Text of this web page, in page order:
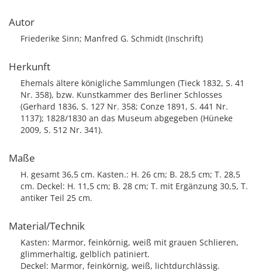
Autor
Friederike Sinn; Manfred G. Schmidt (Inschrift)
Herkunft
Ehemals ältere königliche Sammlungen (Tieck 1832, S. 41
Nr. 358), bzw. Kunstkammer des Berliner Schlosses
(Gerhard 1836, S. 127 Nr. 358; Conze 1891, S. 441 Nr.
1137); 1828/1830 an das Museum abgegeben (Hüneke
2009, S. 512 Nr. 341).
Maße
H. gesamt 36,5 cm. Kasten.: H. 26 cm; B. 28,5 cm; T. 28,5
cm. Deckel: H. 11,5 cm; B. 28 cm; T. mit Ergänzung 30,5, T.
antiker Teil 25 cm.
Material/Technik
Kasten: Marmor, feinkörnig, weiß mit grauen Schlieren,
glimmerhaltig, gelblich patiniert.
Deckel: Marmor, feinkörnig, weiß, lichtdurchlässig.